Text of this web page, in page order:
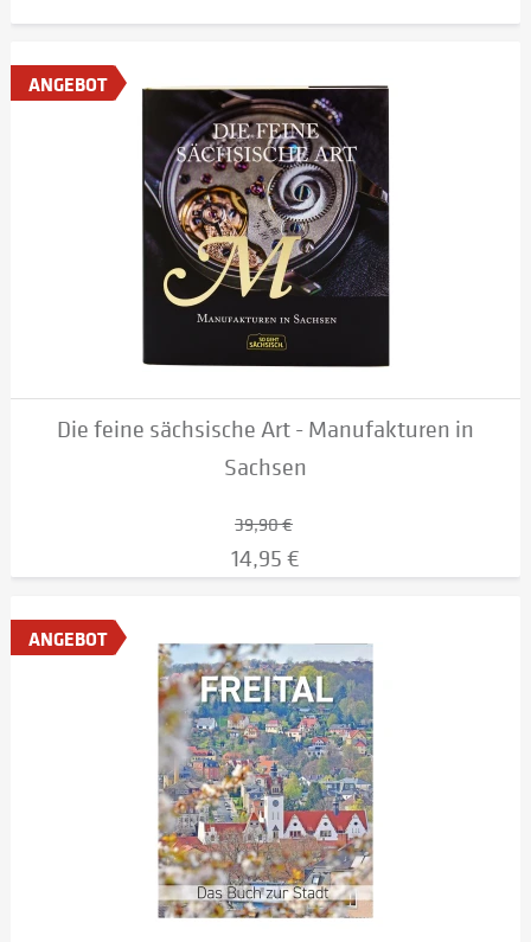
ANGEBOT
Die feine sächsische Art - Manufakturen in
Sachsen
39,90 €
14,95 €
ANGEBOT